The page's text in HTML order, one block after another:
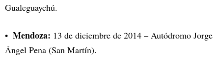
Gualeguaychú.
Mendoza: 13 de diciembre de 2014 – Autódromo Jorge
Ángel Pena (San Martín).